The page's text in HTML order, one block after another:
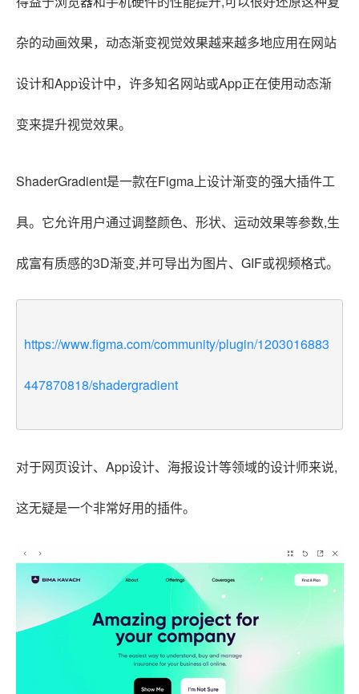
杂的动画效果，动态渐变视觉效果越来越多地应用在网站
设计和App设计中，许多知名网站或App正在使用动态渐
变来提升视觉效果。
ShaderGradient是一款在Figma上设计渐变的强大插件工
具。它允许用户通过调整颜色、形状、运动效果等参数,生
成富有质感的3D渐变,并可导出为图片、GIF或视频格式。
https://www.figma.com/community/plugin/1203016883
447870818/shadergradient
对于网页设计、App设计、海报设计等领域的设计师来说,
这无疑是一个非常好用的插件。